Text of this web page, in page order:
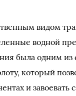
видом
водной
была одним
который
и завоевать